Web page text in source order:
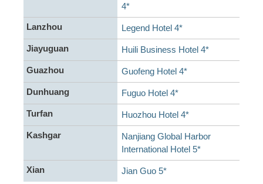
4*
Lanzhou Legend Hotel 4*
Jiayuguan Huili Business Hotel 4*
Guazhou Guofeng Hotel 4*
Dunhuang Fuguo Hotel 4*
Turfan Huozhou Hotel 4*
Kashgar
Nanjiang Global Harbor
International Hotel 5*
Xian Jian Guo 5*